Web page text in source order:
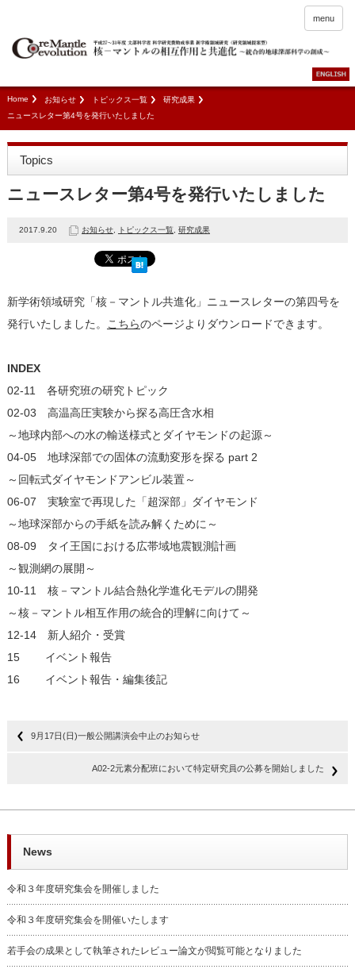
menu
Home お知らせ トピックス一覧
研究成果
ニュースレター第4号を発行いたしました
Topics
ニュースレター第4号を発行いたしました
2017.9.20 お知らせ, トピックス一覧, 研究成果
新学術領域研究「核－マントル共進化」ニュースレターの第四号を
発行いたしました。
こちらのページよりダウンロードできます。
INDEX
02-11 各研究班の研究トピック
02-03 高温高圧実験から探る高圧含水相
～地球内部への水の輸送様式とダイヤモンドの起源～
04-05 地球深部での固体の流動変形を探る part 2
～回転式ダイヤモンドアンビル装置～
06-07 実験室で再現した「超深部」ダイヤモンド
～地球深部からの手紙を読み解くために～
08-09 タイ王国における広帯域地震観測計画
～観測網の展開～
10-11 核－マントル結合熱化学進化モデルの開発
～核－マントル相互作用の統合的理解に向けて～
12-14 新人紹介・受賞
15 イベント報告
16 イベント報告・編集後記
9月17日(日)一般公開講演会中止のお知らせ
A02-2元素分配班において特定研究員の公募を開始しました
News
令和３年度研究集会を開催しました
令和３年度研究集会を開催いたします
若手会の成果として執筆されたレビュー論文が閲覧可能となりました